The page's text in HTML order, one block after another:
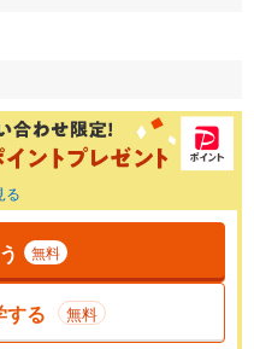
る
無料
する 無料